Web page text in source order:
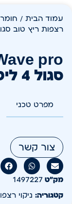
עמוד הבית /
רצפות ריץ טוב סגול 4 ליטר (4
סגול 4 ליטר (4 בקרטון)
מפרט טכני
צור קשר
מק״ט 1497227
קטגוריה: ניקוי